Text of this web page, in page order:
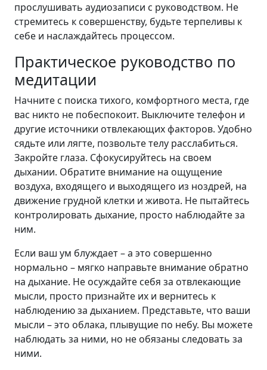
прослушивать аудиозаписи с руководством. Не
стремитесь к совершенству, будьте терпеливы к
себе и наслаждайтесь процессом.
Практическое руководство по
медитации
Начните с поиска тихого, комфортного места, где
вас никто не побеспокоит. Выключите телефон и
другие источники отвлекающих факторов. Удобно
сядьте или лягте, позвольте телу расслабиться.
Закройте глаза. Сфокусируйтесь на своем
дыхании. Обратите внимание на ощущение
воздуха, входящего и выходящего из ноздрей, на
движение грудной клетки и живота. Не пытайтесь
контролировать дыхание, просто наблюдайте за
ним.
Если ваш ум блуждает – а это совершенно
нормально – мягко направьте внимание обратно
на дыхание. Не осуждайте себя за отвлекающие
мысли, просто признайте их и вернитесь к
наблюдению за дыханием. Представьте, что ваши
мысли – это облака, плывущие по небу. Вы можете
наблюдать за ними, но не обязаны следовать за
ними.